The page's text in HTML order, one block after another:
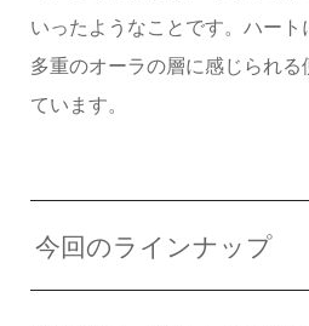
いったようなことです。ハート
多重のオーラの層に感じられる
ています。
今回のラインナップ